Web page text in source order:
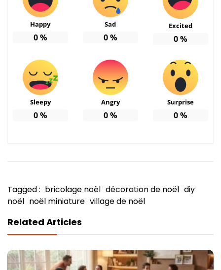
Happy
0%
Sad
0%
Excited
0%
Sleepy
0%
Angry
0%
Surprise
0%
Tagged : bricolage noël décoration de noël diy
noël noël miniature village de noël
Related Articles